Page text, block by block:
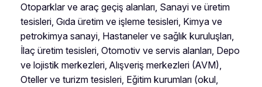
Otoparklar ve araç geçiş alanları, Sanayi ve üretim
tesisleri, Gıda üretim ve işleme tesisleri, Kimya ve
petrokimya sanayi, Hastaneler ve sağlık kuruluşları,
İlaç üretim tesisleri, Otomotiv ve servis alanları, Depo
ve lojistik merkezleri, Alışveriş merkezleri (AVM),
Oteller ve turizm tesisleri, Eğitim kurumları (okul,